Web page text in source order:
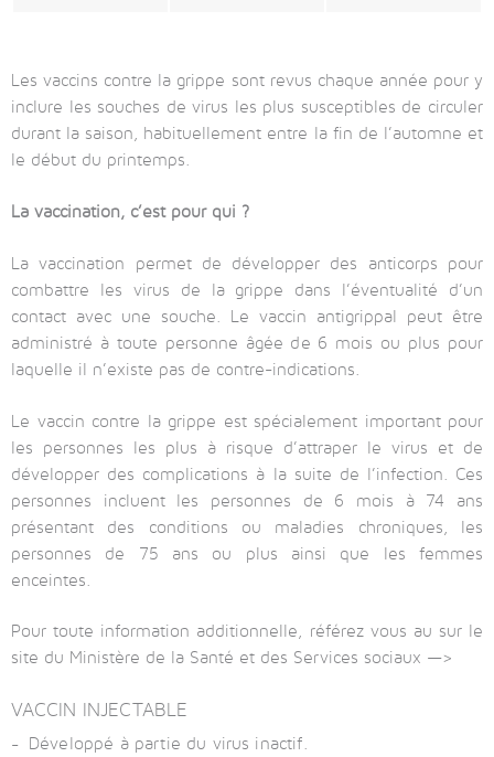
Les vaccins contre la grippe sont revus chaque année pour y
inclure les souches de virus les plus susceptibles de circuler
durant la saison, habituellement entre la fin de l’automne et
le début du printemps.
La vaccination, c’est pour qui ?
La vaccination permet de développer des anticorps pour
combattre les virus de la grippe dans l’éventualité d’un
contact avec une souche. Le vaccin antigrippal peut être
administré à toute personne âgée de 6 mois ou plus pour
laquelle il n’existe pas de contre-indications.
Le vaccin contre la grippe est spécialement important pour
les personnes les plus à risque d’attraper le virus et de
développer des complications à la suite de l’infection. Ces
personnes incluent les personnes de 6 mois à 74 ans
présentant des conditions ou maladies chroniques, les
personnes de 75 ans ou plus ainsi que les femmes
enceintes.
Pour toute information additionnelle, référez vous au sur le
site du Ministère de la Santé et des Services sociaux —>
VACCIN INJECTABLE
Développé à partie du virus inactif.